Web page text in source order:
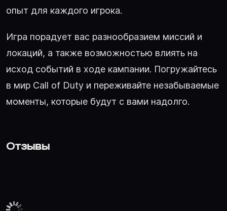
опыт для каждого игрока.
Игра порадует вас разнообразием миссий и
локаций, а также возможностью влиять на
исход событий в ходе кампании. Погружайтесь
в мир Call of Duty и переживайте незабываемые
моменты, которые будут с вами надолго.
Отзывы